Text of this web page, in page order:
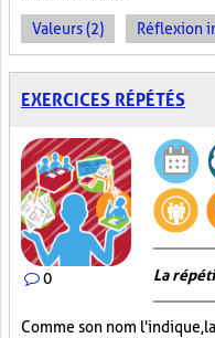
Valeurs (2) Réflexion
EXERCICES RÉPÉTÉS
0 La
Comme son nom l'indique,